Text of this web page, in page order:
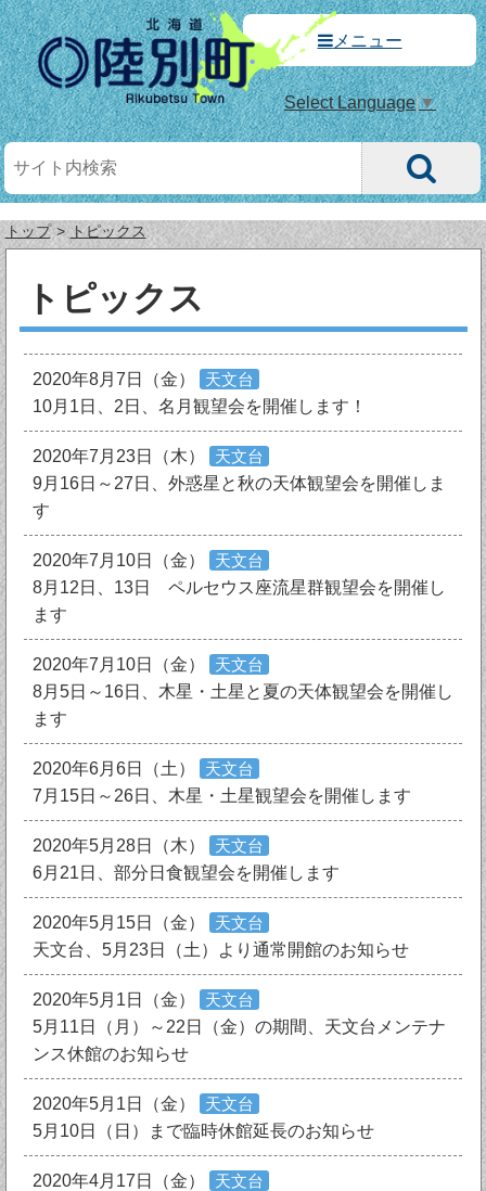
メニュー
Select Language▼
トップ トピックス
トピックス
2020年8月7日（金）
天文台
10月1日、2日、名月観望会を開催します！
2020年7月23日（木）
天文台
9月16日～27日、外惑星と秋の天体観望会を開催しま
す
2020年7月10日（金）
天文台
8月12日、13日 ペルセウス座流星群観望会を開催し
ます
2020年7月10日（金）
天文台
8月5日～16日、木星・土星と夏の天体観望会を開催し
ます
2020年6月6日（土）
天文台
7月15日～26日、木星・土星観望会を開催します
2020年5月28日（木）
天文台
6月21日、部分日食観望会を開催します
2020年5月15日（金）
天文台
天文台、5月23日（土）より通常開館のお知らせ
2020年5月1日（金）
天文台
5月11日（月）～22日（金）の期間、天文台メンテナ
ンス休館のお知らせ
2020年5月1日（金）
天文台
5月10日（日）まで臨時休館延長のお知らせ
2020年4月17日（金）
天文台